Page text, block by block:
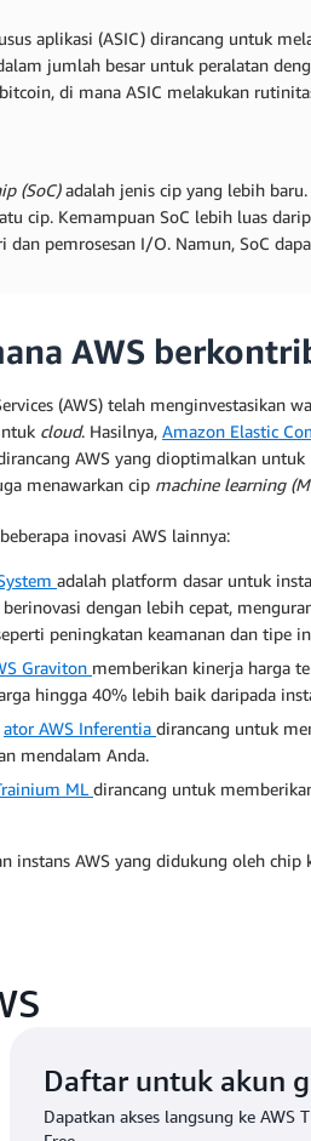
aplikasi (ASIC) dirancang untuk
jumlah besar untuk peralatan
di mana ASIC melakukan
(SoC)adalah jenis cip yang lebih
cip. Kemampuan SoC lebih luas
dan pemrosesan I/O. Namun, SoC
AWS
(AWS) telah menginvestasikan
cloud. Hasilnya, Amazon Elastic
AWS yang dioptimalkan
menawarkan cip machine learning
inovasi AWS lainnya:
adalah platform dasar untuk
dengan lebih cepat,
peningkatan keamanan dan tipe
Graviton memberikan kinerja harga
hingga 40% lebih baik daripada
ator AWS Inferentia dirancang untuk
mendalam Anda.
ML dirancang untuk
instans AWS yang didukung oleh chip
Daftar untuk akun
Dapatkan akses langsung ke AWS